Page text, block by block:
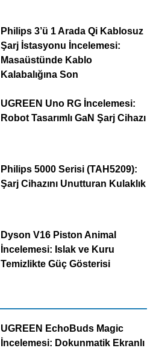
Philips 3’ü 1 Arada Qi Kablosuz
Şarj İstasyonu İncelemesi:
Masaüstünde Kablo
Kalabalığına Son
UGREEN Uno RG İncelemesi:
Robot Tasarımlı GaN Şarj Cihazı
Philips 5000 Serisi (TAH5209):
Şarj Cihazını Unutturan Kulaklık
Dyson V16 Piston Animal
İncelemesi: Islak ve Kuru
Temizlikte Güç Gösterisi
UGREEN EchoBuds Magic
İncelemesi: Dokunmatik Ekranlı